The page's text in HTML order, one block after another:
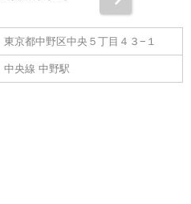
東京都中野区中央５丁目４３−１
中央線 中野駅